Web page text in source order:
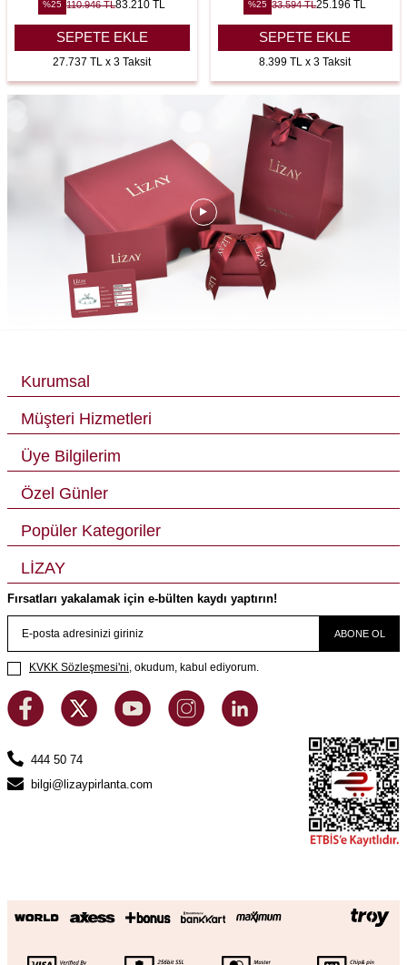
%25 110.946TL83.210 TL
SEPETE EKLE
27.737 TL x 3 Taksit
%25 33.594TL25.196 TL
SEPETE EKLE
8.399 TL x 3 Taksit
Kurumsal
Müşteri Hizmetleri
Üye Bilgilerim
Özel Günler
Popüler Kategoriler
LİZAY
Fırsatları yakalamak için e-bülten kaydı yaptırın!
ABONE OL
KVKK Sözleşmesi'ni, okudum, kabul ediyorum.
444 50 74
bilgi@lizaypirlanta.com